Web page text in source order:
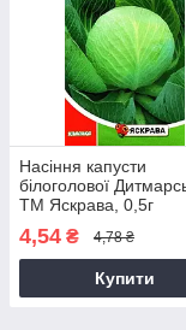
Насіння капусти
білоголової
ТМ Яскрава, 0,5г
4,54 ₴ 4,78 ₴
Купити